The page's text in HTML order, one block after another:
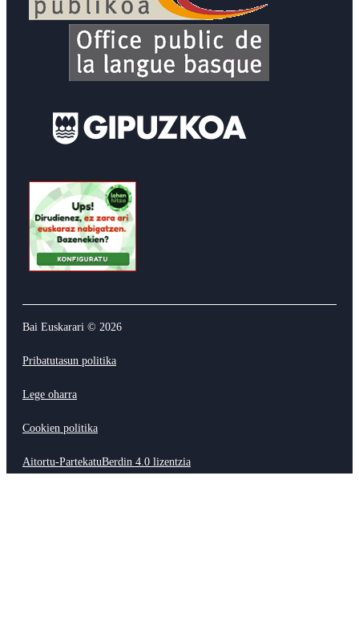
Bai Euskarari © 2026
Pribatutasun politika
Lege oharra
Cookien politika
Aitortu-PartekatuBerdin 4.0 lizentzia